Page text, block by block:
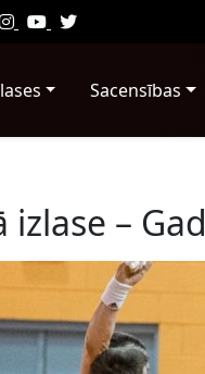
Sacensības
izlase –